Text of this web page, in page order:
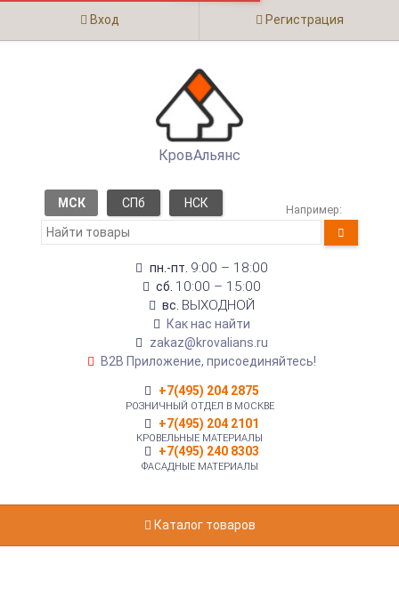
Вход Регистрация
КровАльянс
МСК СПб НСК Например:
пн.-пт. 9:00 – 18:00
сб. 10:00 – 15:00
вс. ВЫХОДНОЙ
Как нас найти
zakaz@krovalians.ru
B2B Приложение, присоединяйтесь!
+7(495) 204 2875
РОЗНИЧНЫЙ ОТДЕЛ В МОСКВЕ
+7(495) 204 2101
КРОВЕЛЬНЫЕ МАТЕРИАЛЫ
+7(495) 240 8303
ФАСАДНЫЕ МАТЕРИАЛЫ
Каталог товаров